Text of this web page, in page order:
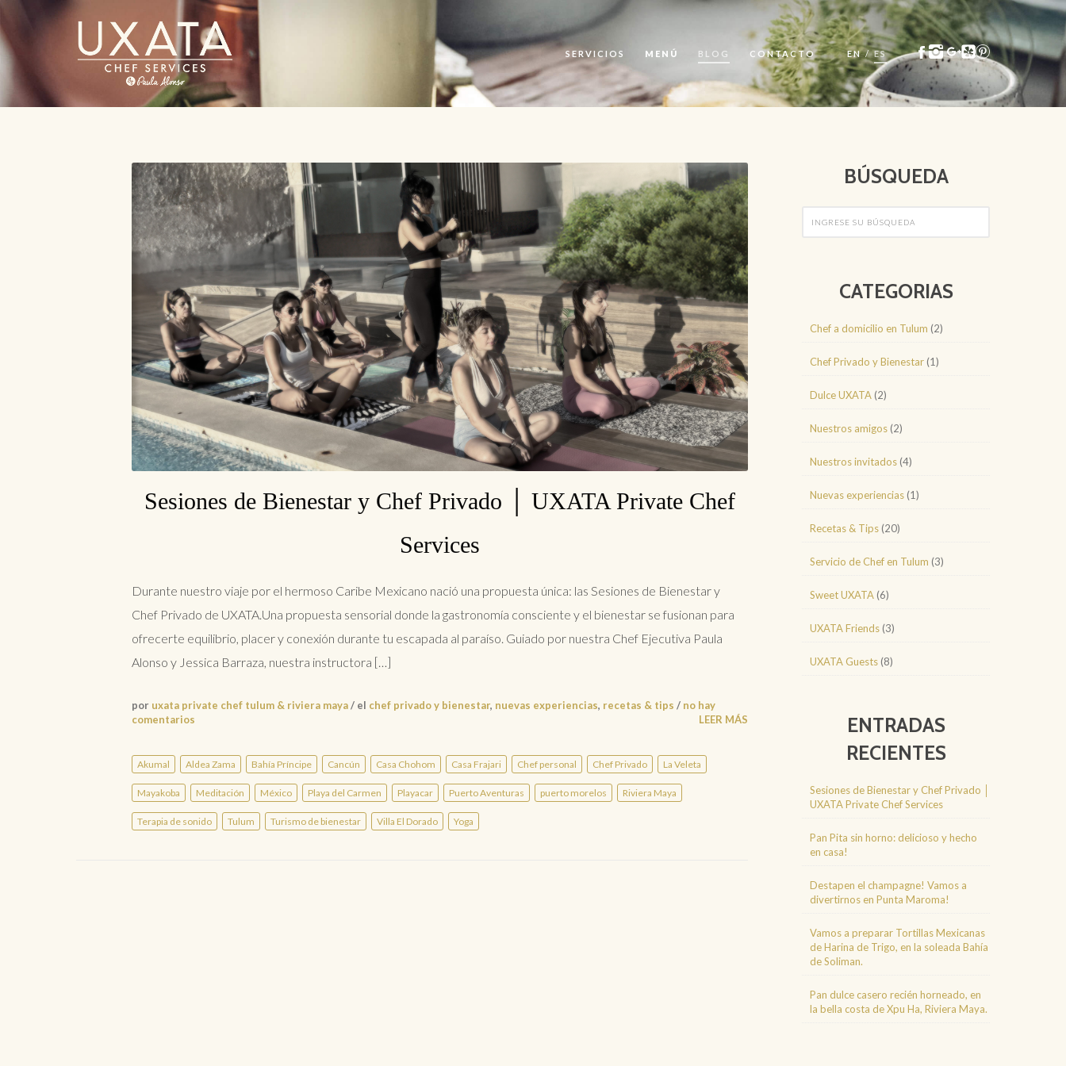
SERVICIOS MENÚ BLOG CONTACTO EN / ES
Sesiones de Bienestar y Chef Privado │ UXATA Private Chef
Services
Durante nuestro viaje por el hermoso Caribe Mexicano nació una propuesta única: las Sesiones de Bienestar y
Chef Privado de UXATA.Una propuesta sensorial donde la gastronomía consciente y el bienestar se fusionan para
ofrecerte equilibrio, placer y conexión durante tu escapada al paraíso. Guiado por nuestra Chef Ejecutiva Paula
Alonso y Jessica Barraza, nuestra instructora […]
por uxata private chef tulum & riviera maya/ el chef privado y bienestar, nuevas experiencias, recetas & tips / no hay
comentarios
LEER MÁS
Akumal Aldea Zama Bahía Príncipe Cancún Casa Chohom Casa Frajari Chef personal Chef Privado La Veleta
Mayakoba Meditación México Playa del Carmen Playacar Puerto Aventuras puerto morelos Riviera Maya
Terapia de sonido Tulum Turismo de bienestar Villa El Dorado Yoga
BÚSQUEDA
CATEGORIAS
Chef a domicilio en Tulum (2)
Chef Privado y Bienestar (1)
Dulce UXATA (2)
Nuestros amigos (2)
Nuestros invitados (4)
Nuevas experiencias (1)
Recetas & Tips (20)
Servicio de Chef en Tulum (3)
Sweet UXATA (6)
UXATA Friends (3)
UXATA Guests (8)
ENTRADAS
RECIENTES
Sesiones de Bienestar y Chef Privado │
UXATA Private Chef Services
Pan Pita sin horno: delicioso y hecho
en casa!
Destapen el champagne! Vamos a
divertirnos en Punta Maroma!
Vamos a preparar Tortillas Mexicanas
de Harina de Trigo, en la soleada Bahía
de Soliman.
Pan dulce casero recién horneado, en
la bella costa de Xpu Ha, Riviera Maya.